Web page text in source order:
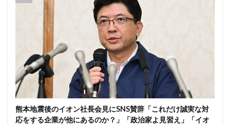
熊本地震後のイオン社長会見にSNS賛辞「これだけ誠実な対
応をする企業が他にあるのか？」「政治家よ見習え」「イオ